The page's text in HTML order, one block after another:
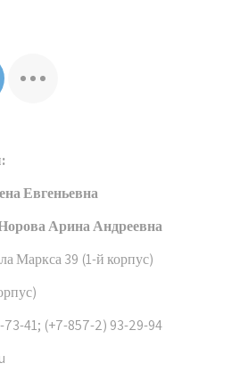
Евгеньевна
Арина Андреевна
Маркса 39 (1-й корпус)
73-41; (+7-857-2) 93-29-94